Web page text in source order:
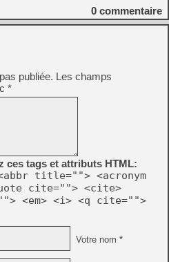
0 commentaire
publiée. Les champs
*
ces tags et attributs HTML:
title=""> <acronym
cite=""> <cite>
<em> <i> <q cite="">
Votre nom *